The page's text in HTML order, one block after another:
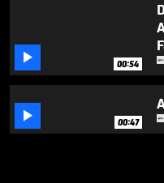
 00:54
 00:47